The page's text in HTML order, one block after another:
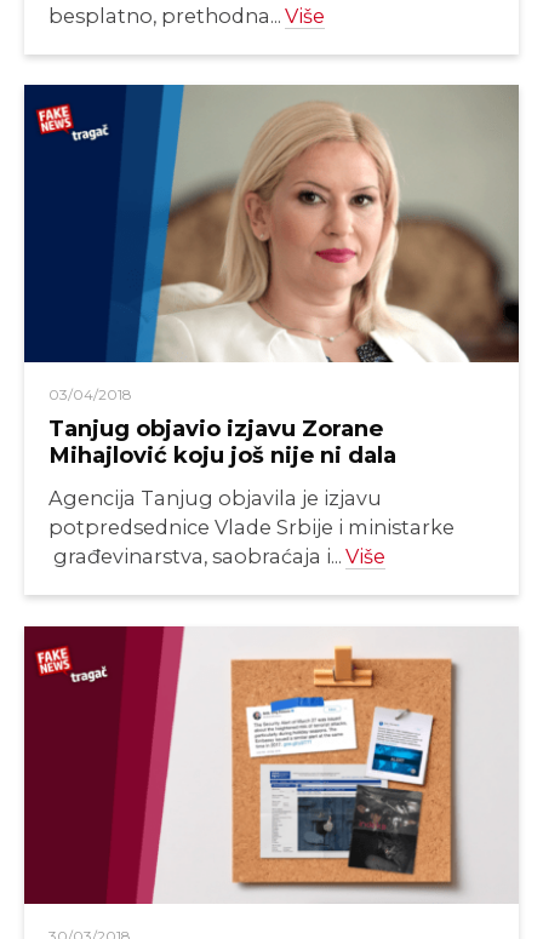
besplatno, prethodna... Više
03/04/2018
Tanjug objavio izjavu Zorane
Mihajlović koju još nije ni dala
Agencija Tanjug objavila je izjavu
potpredsednice Vlade Srbije i ministarke
građevinarstva, saobraćaja i... Više